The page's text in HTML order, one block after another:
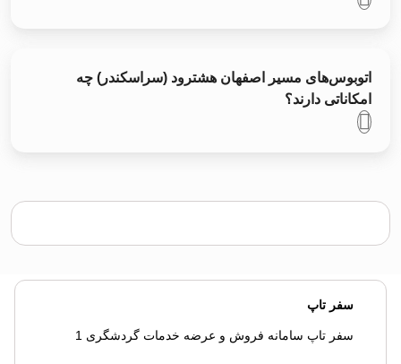
اتوبوس‌های مسیر اصفهان هشترود (سراسکندر) چه
امکاناتی دارند؟
سفر تاپ
سفر تاپ سامانه فروش و عرضه خدمات گردشگری 1